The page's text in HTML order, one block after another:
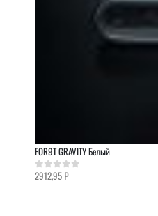
FOR9T GRAVITY Белый
0out of 5
2912,95₽